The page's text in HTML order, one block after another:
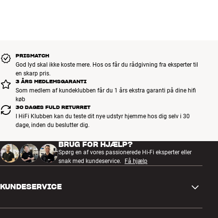
PRISMATCH
God lyd skal ikke koste mere. Hos os får du rådgivning fra eksperter til
en skarp pris.
3 ÅRS MEDLEMSGARANTI
Som medlem af kundeklubben får du 1 års ekstra garanti på dine hifi
køb
30 DAGES FULD RETURRET
I HiFi Klubben kan du teste dit nye udstyr hjemme hos dig selv i 30
dage, inden du beslutter dig.
BRUG FOR HJÆLP?
Spørg en af vores passionerede Hi-Fi eksperter eller
snak med kundeservice.
Få hjælp
KUNDESERVICE